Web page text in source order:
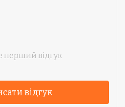
перший відгук
відгук